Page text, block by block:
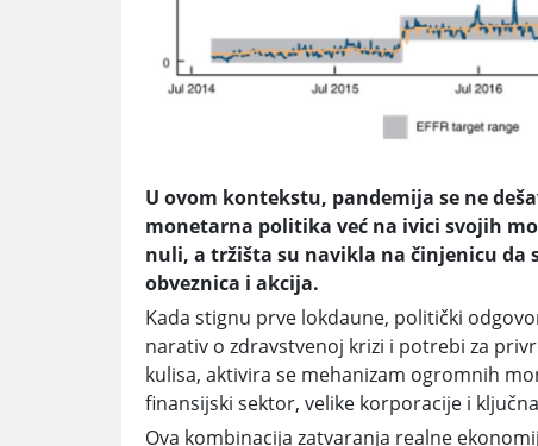
U ovom kontekstu, pandemija se ne
monetarna politika već na ivici svojih
nuli, a tržišta su navikla na činjenicu da
obveznica i akcija.
Kada stignu prve lokdaune, politički
narativ o zdravstvenoj krizi i potrebi za
kulisa, aktivira se mehanizam ogromnih
finansijski sektor, velike korporacije i
Ova kombinacija zatvaranja realne